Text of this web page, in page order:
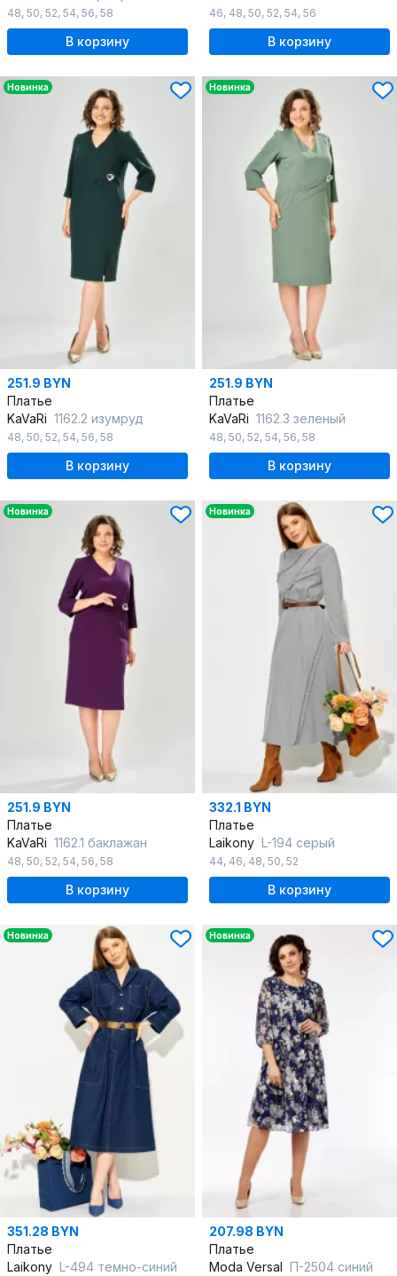
48, 50, 52, 54, 56, 58
В корзину
46, 48, 50, 52, 54, 56
В корзину
Новинка
251.9 BYN
Платье
KaVaRi 1162.2 изумруд
48, 50, 52, 54, 56, 58
В корзину
Новинка
251.9 BYN
Платье
KaVaRi 1162.3 зеленый
48, 50, 52, 54, 56, 58
В корзину
Новинка
251.9 BYN
Платье
KaVaRi 1162.1 баклажан
48, 50, 52, 54, 56, 58
В корзину
Новинка
332.1 BYN
Платье
Laikony L-194 серый
44, 46, 48, 50, 52
В корзину
Новинка
351.28 BYN
Платье
Laikony L-494 темно-синий
Новинка
207.98 BYN
Платье
Moda Versal П-2504 синий